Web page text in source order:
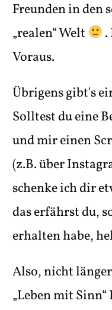
Freunden in den
„realen“ Welt
.
Voraus.
Übrigens gibt's
Solltest du eine
und mir einen
(z.B. über
schenke ich dir
das erfährst du,
erhalten habe,
Also, nicht
„Leben mit